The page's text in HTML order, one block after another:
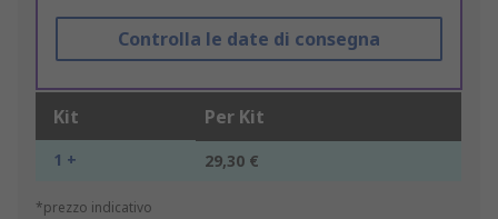
Controlla le date di consegna
Kit Per Kit
1 + 29,30 €
*prezzo indicativo